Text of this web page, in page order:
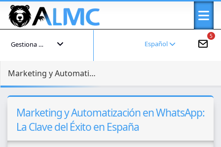
5
Español
Gestiona tu cuenta
Marketing y Automatización en WhatsApp: La Clave del Éxito en España
Marketing y Automatización en WhatsApp:
La Clave del Éxito en España